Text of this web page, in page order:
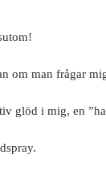
om man frågar
glöd i mig, en